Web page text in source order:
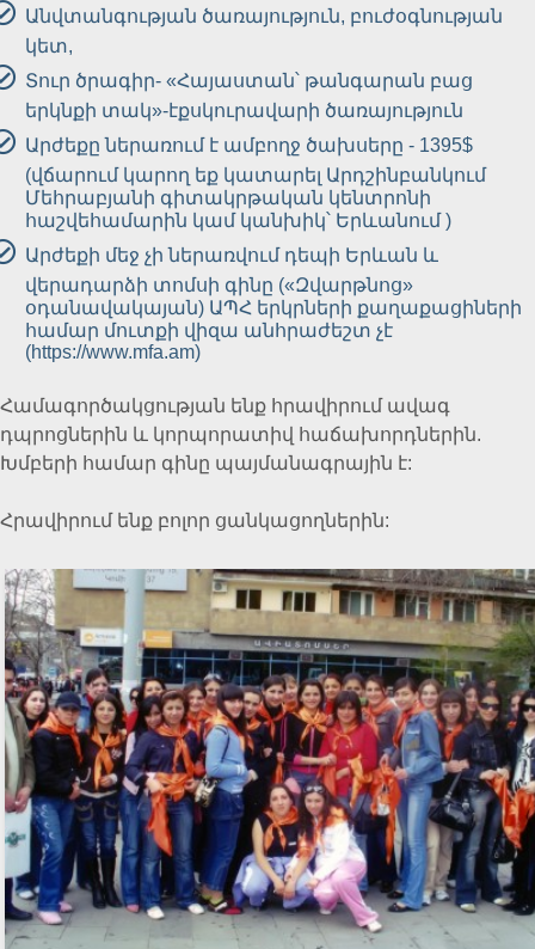
Անվտանգության ծառայություն, բուժօգնության
կետ,
Տուր ծրագիր- «Հայաստան՝ թանգարան բաց
երկնքի տակ»-էքսկուրավարի ծառայություն
Արժեքը ներառում է ամբողջ ծախսերը - 1395$
(վճարում կարող եք կատարել Արդշինբանկում
Մեհրաբյանի գիտակրթական կենտրոնի
հաշվեհամարին կամ կանխիկ՝ Երևանում )
Արժեքի մեջ չի ներառվում դեպի Երևան և
վերադարձի տոմսի գինը («Զվարթնոց»
օդանավակայան) ԱՊՀ երկրների քաղաքացիների
համար մուտքի վիզա անհրաժեշտ չէ
(https://www.mfa.am)
Համագործակցության ենք հրավիրում ավագ
դպրոցներին և կորպորատիվ հաճախորդներին.
Խմբերի համար գինը պայմանագրային է:
Հրավիրում ենք բոլոր ցանկացողներին: